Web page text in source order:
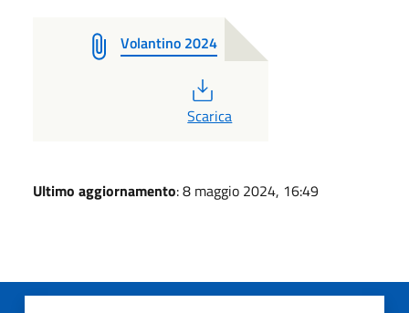
Volantino 2024
PDF
Scarica
Ultimo aggiornamento: 8 maggio 2024, 16:49